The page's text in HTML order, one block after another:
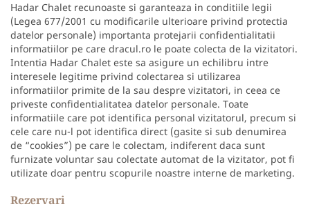
Hadar Chalet recunoaste si garanteaza in conditiile legii
(Legea 677/2001 cu modificarile ulterioare privind protectia
datelor personale) importanta protejarii confidentialitatii
informatiilor pe care dracul.ro le poate colecta de la vizitatori.
Intentia Hadar Chalet este sa asigure un echilibru intre
interesele legitime privind colectarea si utilizarea
informatiilor primite de la sau despre vizitatori, in ceea ce
priveste confidentialitatea datelor personale. Toate
informatiile care pot identifica personal vizitatorul, precum si
cele care nu-l pot identifica direct (gasite si sub denumirea
de “cookies”) pe care le colectam, indiferent daca sunt
furnizate voluntar sau colectate automat de la vizitator, pot fi
utilizate doar pentru scopurile noastre interne de marketing.
Rezervari